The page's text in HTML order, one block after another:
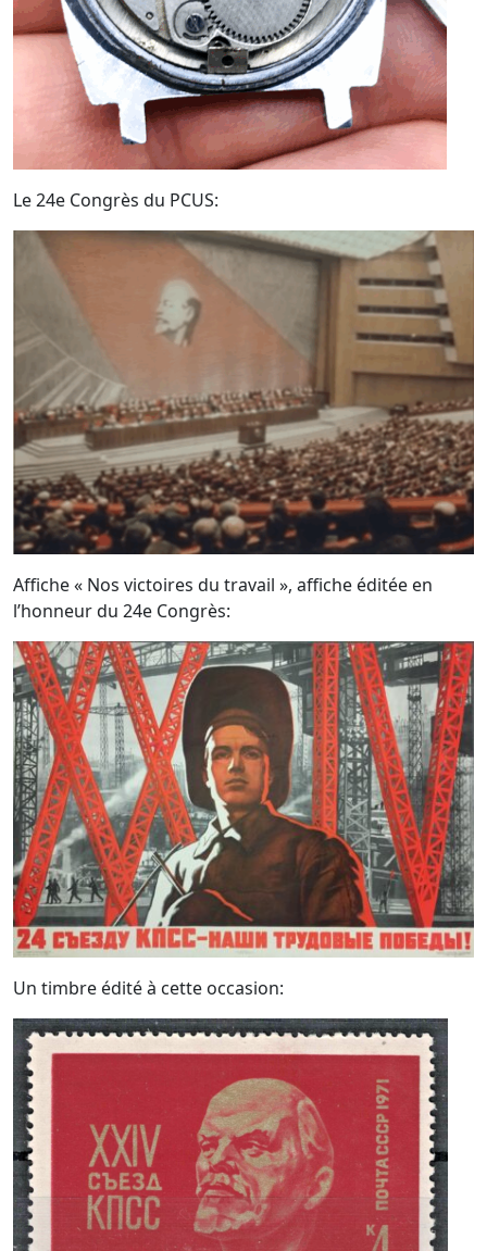
Le 24e Congrès du PCUS:
Affiche « Nos victoires du travail », affiche éditée en
l’honneur du 24e Congrès:
Un timbre édité à cette occasion: